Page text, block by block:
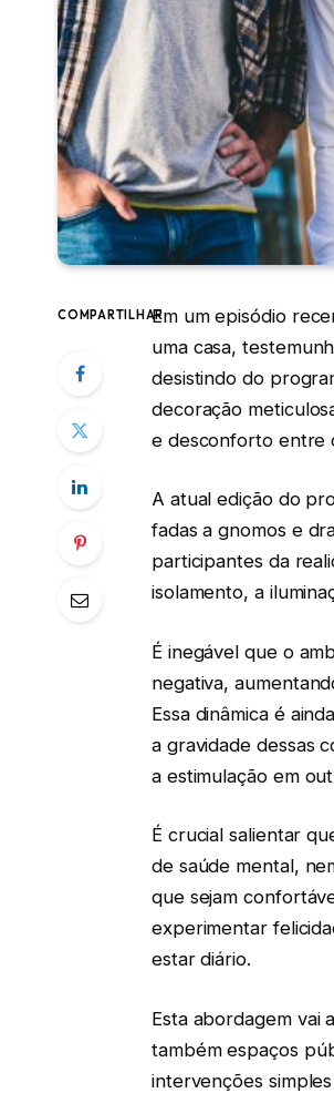
COMPARTILHAREm um episódio
uma casa,
desistindo do
decoração
e desconforto entre
A atual edição do
fadas a gnomos e
participantes da
isolamento, a
É inegável que o
negativa,
Essa dinâmica é
a gravidade dessas
a estimulação em
É crucial salientar
de saúde mental,
que sejam
experimentar
estar diário.
Esta abordagem vai
também espaços
intervenções